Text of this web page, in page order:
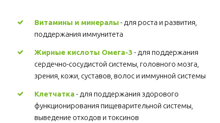
Витамины и минералы - для роста и развития,
поддержания иммунитета
Жирные кислоты Омега-3 - для поддержания
сердечно-сосудистой системы, головного мозга,
зрения, кожи, суставов, волос и иммунной системы
Клетчатка - для поддержания здорового
функционирования пищеварительной системы,
выведение отходов и токсинов